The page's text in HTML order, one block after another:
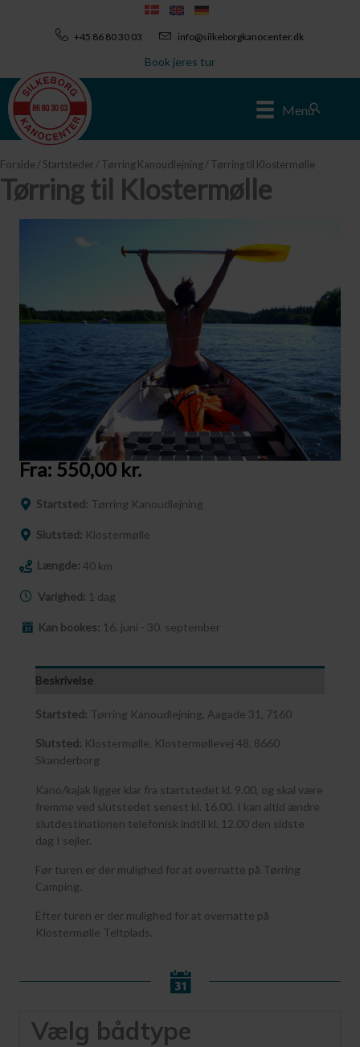
+45 86 80 30 03 info@silkeborgkanocenter.dk
Book jeres tur
Menu
Forside/ Startsteder / Tørring Kanoudlejning/ Tørring til Klostermølle
Tørring til Klostermølle
Fra: 550,00 kr.
Startsted: Tørring Kanoudlejning
Slutsted: Klostermølle
Længde: 40 km
Varighed: 1 dag
Kan bookes: 16. juni - 30. september
Beskrivelse
Startsted: Tørring Kanoudlejning, Aagade 31, 7160
Slutsted: Klostermølle, Klostermøllevej 48, 8660
Skanderborg
Kano/kajak ligger klar fra startstedet kl. 9.00, og skal være
fremme ved slutstedet senest kl. 16.00. I kan altid ændre
slutdestinationen telefonisk indtil kl. 12.00 den sidste
dag I sejler.
Før turen er der mulighed for at overnatte på Tørring
Camping.
Efter turen er der mulighed for at overnatte på
Klostermølle Teltplads.
Vælg bådtype